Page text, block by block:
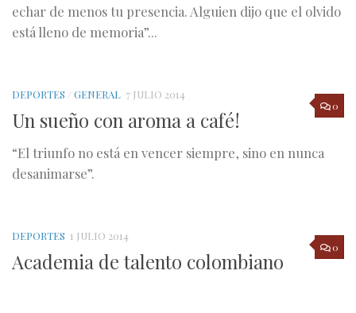
echar de menos tu presencia. Alguien dijo que el olvido
está lleno de memoria”...
0
DEPORTES / GENERAL 7 JULIO 2014
Un sueño con aroma a café!
“El triunfo no está en vencer siempre, sino en nunca
desanimarse”.
0
DEPORTES 1 JULIO 2014
Academia de talento colombiano